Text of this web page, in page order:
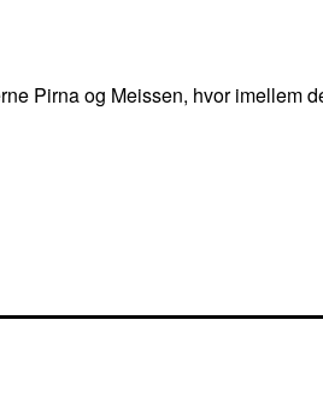
Pirna og Meissen, hvor imellem